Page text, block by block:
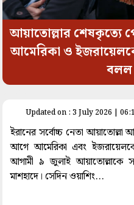
আয়াতোল্লার শেষকৃত্যে
আমেরিকা ও
বলল
Updated on : 3 July 2026 |
ইরানের সর্বোচ্চ নেতা আয়াতোল্লা
আগে আমেরিকা এবং
আগামী ৯ জুলাই আয়াতোল্লাকে
মাশহাদে। সেদিন ওয়াশিং...